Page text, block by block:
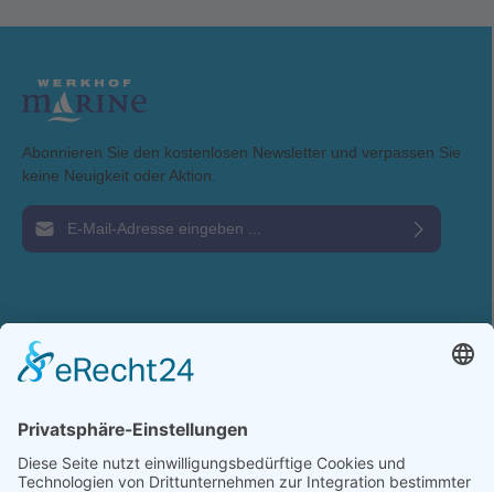
Abonnieren Sie den kostenlosen Newsletter und verpassen Sie
keine Neuigkeit oder Aktion.
E-Mail-Adresse*